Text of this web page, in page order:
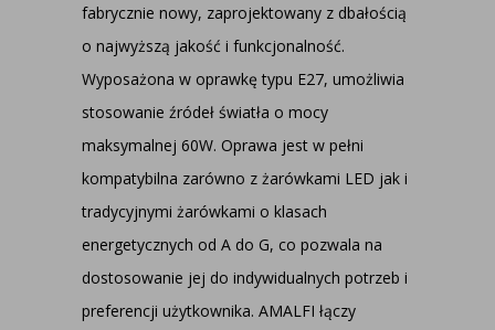
fabrycznie nowy, zaprojektowany z dbałością
o najwyższą jakość i funkcjonalność.
Wyposażona w oprawkę typu E27, umożliwia
stosowanie źródeł światła o mocy
maksymalnej 60W. Oprawa jest w pełni
kompatybilna zarówno z żarówkami LED jak i
tradycyjnymi żarówkami o klasach
energetycznych od A do G, co pozwala na
dostosowanie jej do indywidualnych potrzeb i
preferencji użytkownika. AMALFI łączy